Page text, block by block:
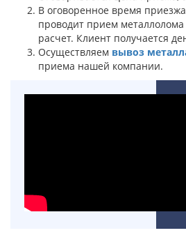
В оговоренное время
проводит прием металлолома
расчет. Клиент получается
Осуществляем вывоз
приема нашей компании.